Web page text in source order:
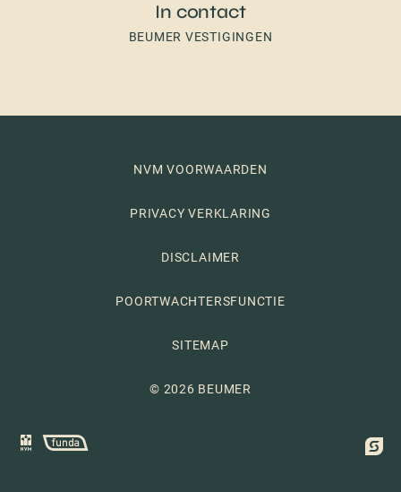
In contact
BEUMER VESTIGINGEN
NVM VOORWAARDEN
PRIVACY VERKLARING
DISCLAIMER
POORTWACHTERSFUNCTIE
SITEMAP
© 2026 BEUMER